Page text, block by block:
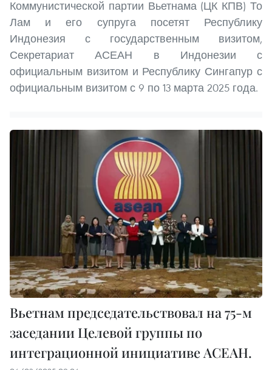
Коммунистической партии Вьетнама (ЦК КПВ) То
Лам и его супруга посетят Республику
Индонезия с государственным визитом,
Секретариат АСЕАН в Индонезии с
официальным визитом и Республику Сингапур с
официальным визитом с 9 по 13 марта 2025 года.
Вьетнам председательствовал на 75-м
заседании Целевой группы по
интеграционной инициативе АСЕАН.